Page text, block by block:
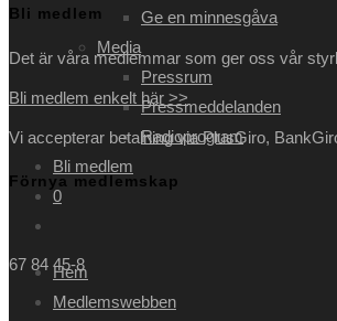
Ge en minnesgåva
Media
Pressrum
Pressmeddelanden
Radioprogram
Bli medlem
0
på/av
webbplatssökning
Hem
Medlemswebben
Bli medlem
Det är våra medlemmar som ger oss vår
Bli medlem enkelt här >>
Vi accepterar betalning via PlusGiro,
Förnya medlemskap
67 84 45-8